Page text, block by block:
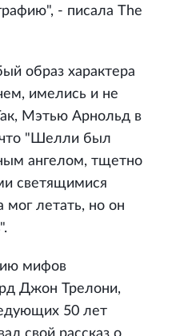
- писала The
образ характера
имелись и не
Мэтью Арнольд в
что "Шелли был
ангелом, тщетно
светящимися
летать, но он
мифов
Джон Трелони,
50 лет